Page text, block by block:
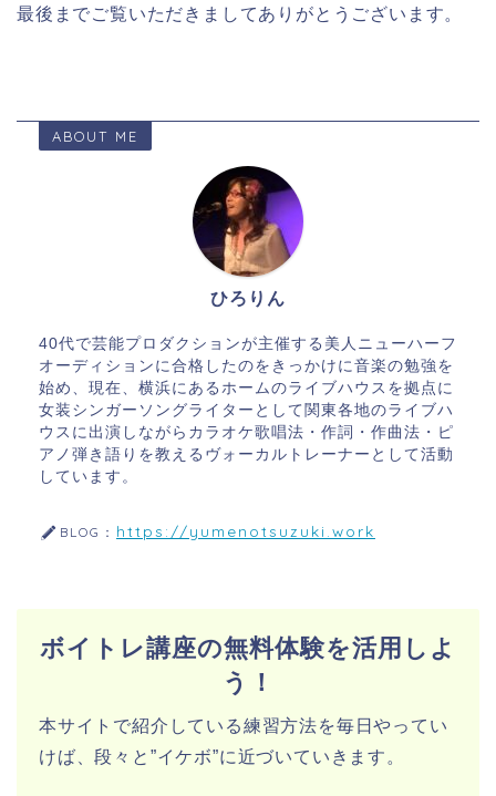
最後までご覧いただきましてありがとうございます。
ABOUT ME
ひろりん
40代で芸能プロダクションが主催する美人ニューハーフ
オーディションに合格したのをきっかけに音楽の勉強を
始め、現在、横浜にあるホームのライブハウスを拠点に
女装シンガーソングライターとして関東各地のライブハ
ウスに出演しながらカラオケ歌唱法・作詞・作曲法・ピ
アノ弾き語りを教えるヴォーカルトレーナーとして活動
しています。
BLOG： https://yumenotsuzuki.work
ボイトレ講座の無料体験を活用しよ
う！
本サイトで紹介している練習方法を毎日やってい
けば、段々と”イケボ”に近づいていきます。